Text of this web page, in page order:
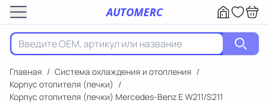
AUTOMERC
Главная / Система охлаждения и отопления /
Корпус отопителя (печки) /
Корпус отопителя (печки) Mercedes-Benz E W211/S211